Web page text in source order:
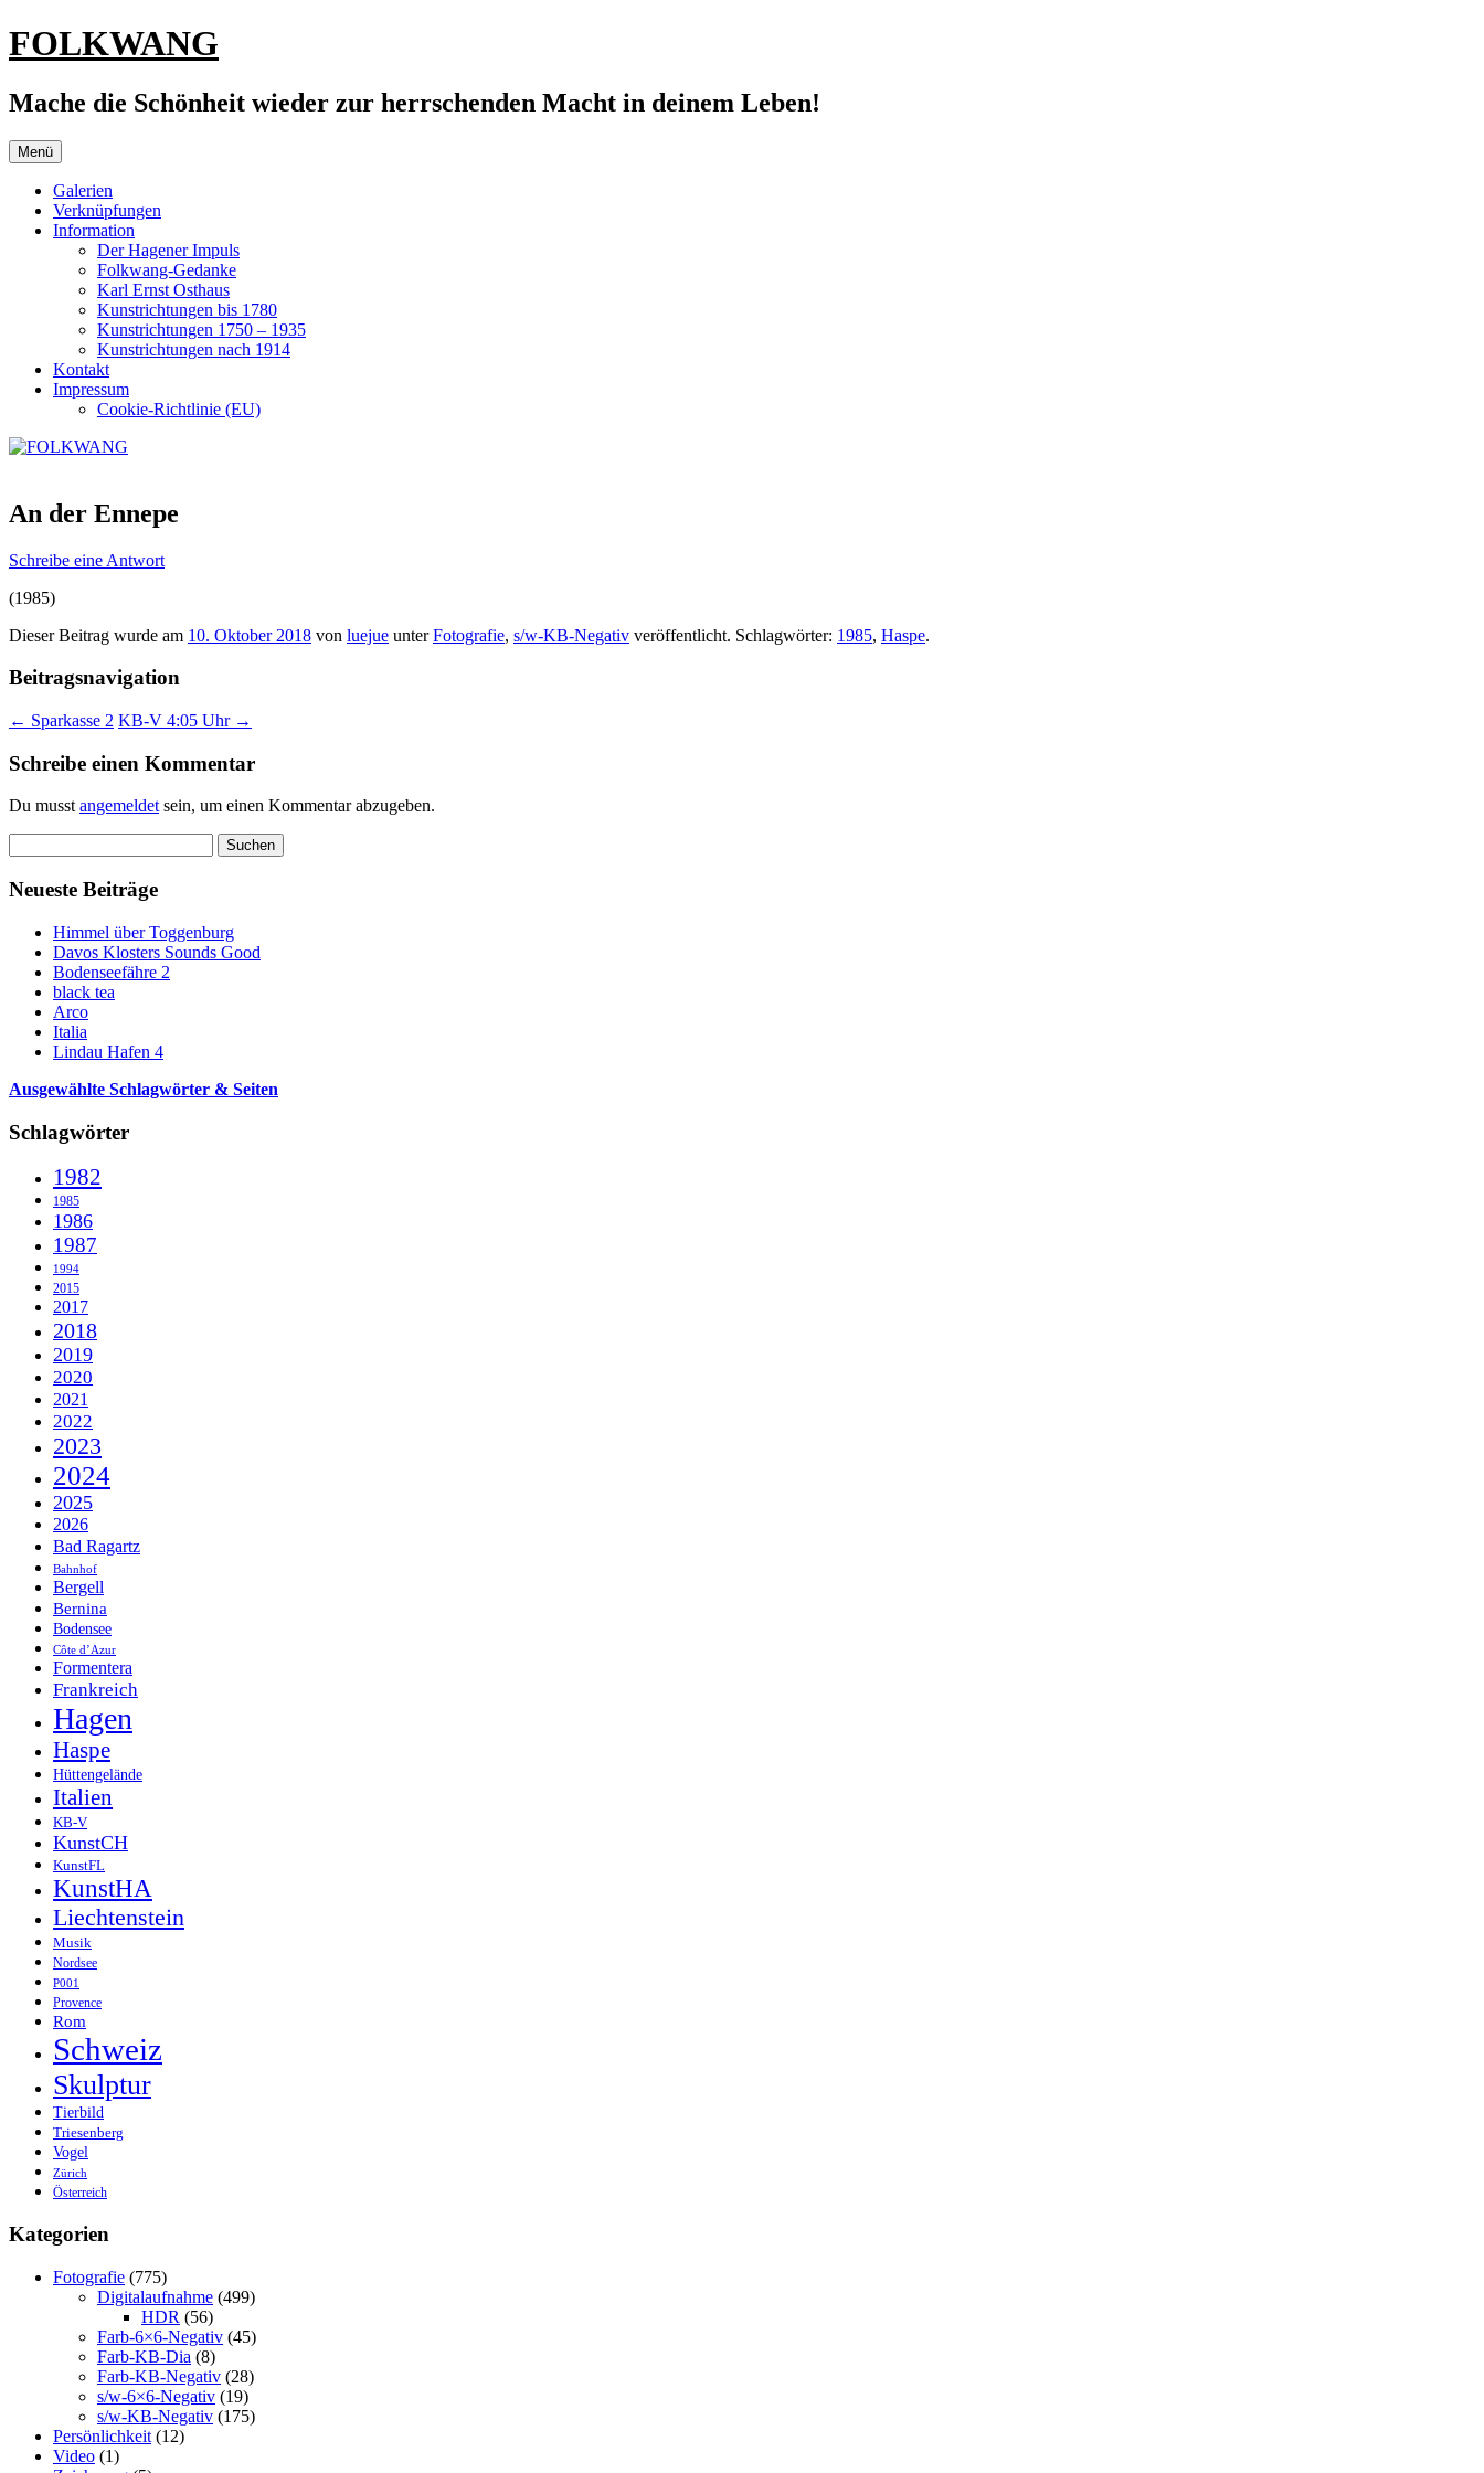
Zum
Inhalt
FOLKWANG
Mache die Schönheit wieder zur herrschenden Macht in deinem Leben!
Menü
Galerien
Verknüpfungen
Information
Der Hagener Impuls
Folkwang-Gedanke
Karl Ernst Osthaus
Kunstrichtungen bis 1780
Kunstrichtungen 1750 – 1935
Kunstrichtungen nach 1914
Kontakt
Impressum
Cookie-Richtlinie (EU)
An der Ennepe
Schreibe eine Antwort
(1985)
Dieser Beitrag wurde am 10. Oktober 2018 von luejue unterFotografie, s/w-KB-Negativ veröffentlicht. Schlagwörter: 1985, Haspe.
Beitragsnavigation
← Sparkasse 2 KB-V 4:05 Uhr →
Schreibe einen Kommentar
Du musstangemeldetsein, um einen Kommentar abzugeben.
nach:
Neueste Beiträge
Himmel über Toggenburg
Davos Klosters Sounds Good
Bodenseefähre 2
black tea
Arco
Italia
Lindau Hafen 4
Ausgewählte Schlagwörter & Seiten
Schlagwörter
1982
1985
1986
1987
1994
2015
2017
2018
2019
2020
2021
2022
2023
2024
2025
2026
Bad Ragartz
Bahnhof
Bergell
Bernina
Bodensee
Côte d’Azur
Formentera
Frankreich
Hagen
Haspe
Hüttengelände
Italien
KB-V
KunstCH
KunstFL
KunstHA
Liechtenstein
Musik
Nordsee
P001
Provence
Rom
Schweiz
Skulptur
Tierbild
Triesenberg
Vogel
Zürich
Österreich
Kategorien
Fotografie (775)
Digitalaufnahme (499)
HDR (56)
Farb-6×6-Negativ (45)
Farb-KB-Dia (8)
Farb-KB-Negativ (28)
s/w-6×6-Negativ (19)
s/w-KB-Negativ (175)
Persönlichkeit (12)
Video (1)